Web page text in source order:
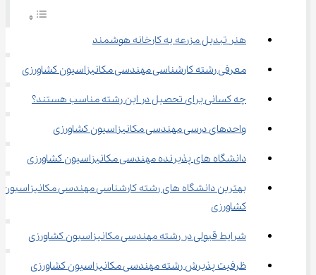
هنر تبدیل مزرعه به کارخانه هوشمند
معرفی رشته کارشناسی مهندسی مکانیزاسیون کشاورزی
چه کسانی برای تحصیل در این رشته مناسب هستند؟
واحدهای درسی مهندسی مکانیزاسیون کشاورزی
دانشگاه های پذیرنده مهندسی مکانیزاسیون کشاورزی
بهترین دانشگاه‌ های رشته کارشناسی مهندسی مکانیزاسیون
کشاورزی
شرایط قبولی در رشته مهندسی مکانیزاسیون کشاورزی
ظرفیت پذیرش رشته مهندسی مکانیزاسیون کشاورزی